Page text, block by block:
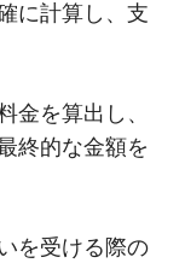
に計算し、支
金を算出し、
終的な金額を
を受ける際の